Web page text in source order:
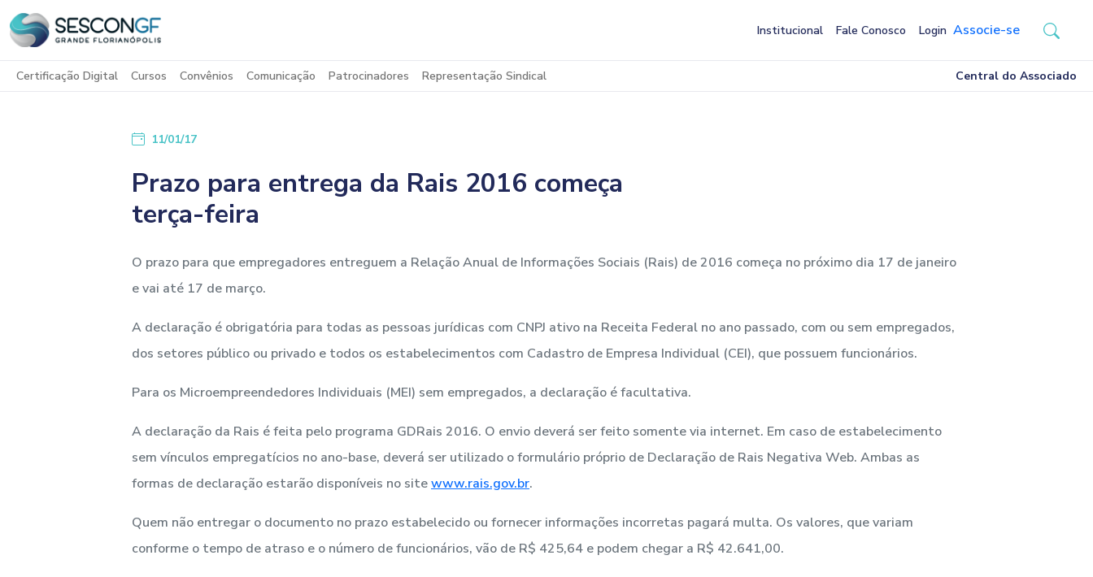
Institucional Fale Conosco Login Associe-se
Certificação Digital Cursos Convênios Comunicação Patrocinadores Representação Sindical Central do Associado
11/01/17
Prazo para entrega da Rais 2016 começa
terça-feira
O prazo para que empregadores entreguem a Relação Anual de Informações Sociais (Rais) de 2016 começa no próximo dia 17 de janeiro
e vai até 17 de março.
A declaração é obrigatória para todas as pessoas jurídicas com CNPJ ativo na Receita Federal no ano passado, com ou sem empregados,
dos setores público ou privado e todos os estabelecimentos com Cadastro de Empresa Individual (CEI), que possuem funcionários.
Para os Microempreendedores Individuais (MEI) sem empregados, a declaração é facultativa.
A declaração da Rais é feita pelo programa GDRais 2016. O envio deverá ser feito somente via internet. Em caso de estabelecimento
sem vínculos empregatícios no ano-base, deverá ser utilizado o formulário próprio de Declaração de Rais Negativa Web. Ambas as
formas de declaração estarão disponíveis no sitewww.rais.gov.br.
Quem não entregar o documento no prazo estabelecido ou fornecer informações incorretas pagará multa. Os valores, que variam
conforme o tempo de atraso e o número de funcionários, vão de R$ 425,64 e podem chegar a R$ 42.641,00.